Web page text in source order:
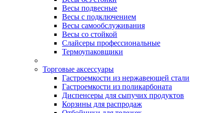
Весы подвесные
Весы с подключением
Весы самообслуживания
Весы со стойкой
Слайсеры профессиональные
Термоупаковщики
Торговые аксессуары
Гастроемкости из нержавеющей стали
Гастроемкости из поликарбоната
Диспенсеры для сыпучих продуктов
Корзины для распродаж